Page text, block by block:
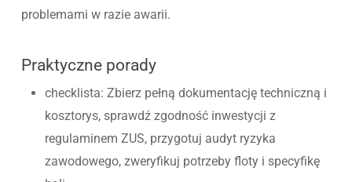
problemami w razie awarii.
Praktyczne porady
checklista: Zbierz pełną dokumentację techniczną i
kosztorys, sprawdź zgodność inwestycji z
regulaminem ZUS, przygotuj audyt ryzyka
zawodowego, zweryfikuj potrzeby floty i specyfikę